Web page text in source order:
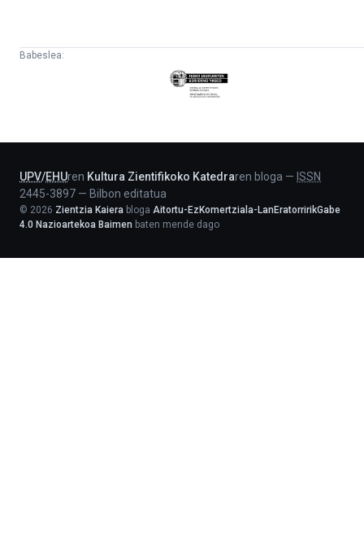
Babeslea:
Eusko
Jaurlaritza
UPV/EHUren Kultura Zientifikoko Katedraren bloga — ISSN
2445-3897 — Bilbon editatua
© 2026 Zientzia Kaiera bloga Aitortu-EzKomertziala-LanEratorririkGabe
4.0 Nazioartekoa Baimen baten mende dago